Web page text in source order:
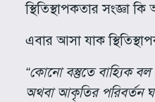
স্থিতিস্থাপকতার সংজ্ঞা
এবার আসা যাক
“কোনো বস্তুতে বাহ্যিক
অথবা আকৃতির পরিবর্তন